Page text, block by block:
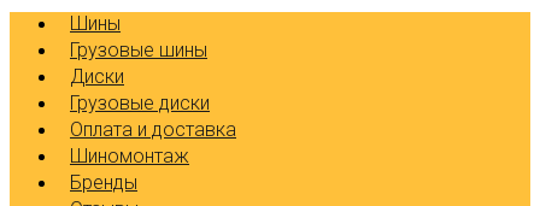
Шины
Грузовые шины
Диски
Грузовые диски
Оплата и доставка
Шиномонтаж
Бренды